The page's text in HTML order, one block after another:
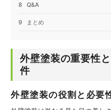
Q&A
まとめ
外壁塗装の重要性
件
外壁塗装の役割と必要